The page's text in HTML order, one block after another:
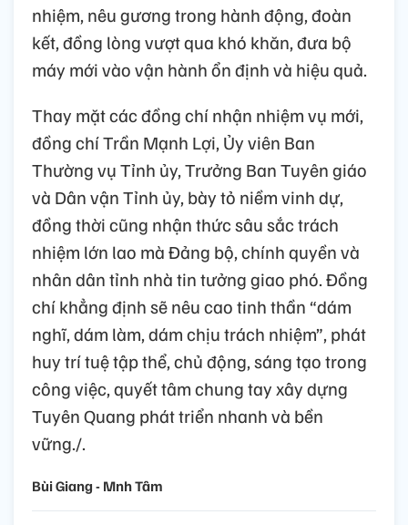
nhiệm, nêu gương trong hành động, đoàn
kết, đồng lòng vượt qua khó khăn, đưa bộ
máy mới vào vận hành ổn định và hiệu quả.
Thay mặt các đồng chí nhận nhiệm vụ mới,
đồng chí Trần Mạnh Lợi, Ủy viên Ban
Thường vụ Tỉnh ủy, Trưởng Ban Tuyên giáo
và Dân vận Tỉnh ủy, bày tỏ niềm vinh dự,
đồng thời cũng nhận thức sâu sắc trách
nhiệm lớn lao mà Đảng bộ, chính quyền và
nhân dân tỉnh nhà tin tưởng giao phó. Đồng
chí khẳng định sẽ nêu cao tinh thần “dám
nghĩ, dám làm, dám chịu trách nhiệm”, phát
huy trí tuệ tập thể, chủ động, sáng tạo trong
công việc, quyết tâm chung tay xây dựng
Tuyên Quang phát triển nhanh và bền
vững./.
Bùi Giang - Mnh Tâm